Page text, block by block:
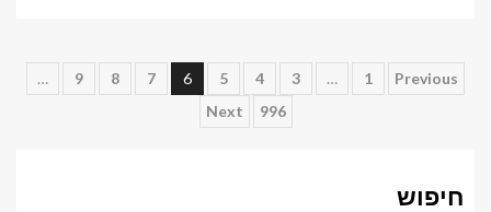
Posts
Previous
1
…
3
4
5
6
7
8
9
…
996
Next
חיפוש